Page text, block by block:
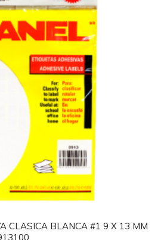
CLASICA BLANCA #1 9 X 13 MM